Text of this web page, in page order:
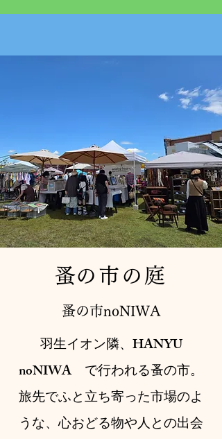
​蚤の市の庭
​蚤の市noNIWA
羽生イオン隣、HANYU
noNIWA で行われる蚤の市。
旅先でふと立ち寄った市場のよ
うな、心おどる物や人との出会